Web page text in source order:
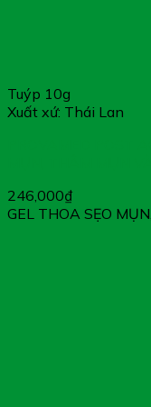
Tuýp 10g
Xuất xứ: Thái Lan
246,000₫
GEL THOA SẸO